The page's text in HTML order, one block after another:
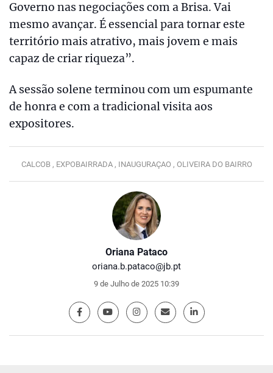
Oriana Pataco
oriana.b.pataco@jb.pt
9 de Julho de 2025 10:39
Governo nas negociações com a Brisa. Vai
mesmo avançar. É essencial para tornar este
território mais atrativo, mais jovem e mais
capaz de criar riqueza”.
A sessão solene terminou com um espumante
de honra e com a tradicional visita aos
expositores.
CALCOB , EXPOBAIRRADA , INAUGURAÇAO , OLIVEIRA DO BAIRRO